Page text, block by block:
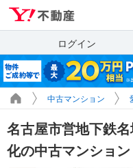
ログイン
中古マンション
名古屋市営地下鉄
化の中古マンション